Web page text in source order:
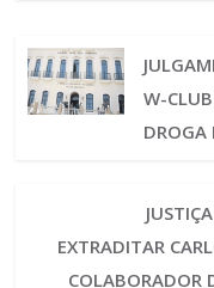
W-
DROGA
EXTRADITAR
COLABORADOR